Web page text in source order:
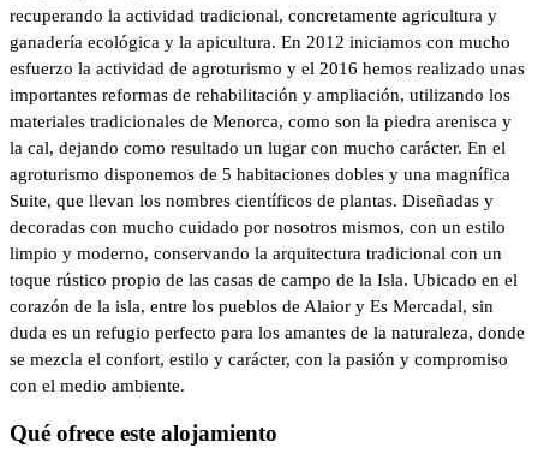
recuperando la actividad tradicional, concretamente agricultura y
ganadería ecológica y la apicultura. En 2012 iniciamos con mucho
esfuerzo la actividad de agroturismo y el 2016 hemos realizado unas
importantes reformas de rehabilitación y ampliación, utilizando los
materiales tradicionales de Menorca, como son la piedra arenisca y
la cal, dejando como resultado un lugar con mucho carácter. En el
agroturismo disponemos de 5 habitaciones dobles y una magnífica
Suite, que llevan los nombres científicos de plantas. Diseñadas y
decoradas con mucho cuidado por nosotros mismos, con un estilo
limpio y moderno, conservando la arquitectura tradicional con un
toque rústico propio de las casas de campo de la Isla. Ubicado en el
corazón de la isla, entre los pueblos de Alaior y Es Mercadal, sin
duda es un refugio perfecto para los amantes de la naturaleza, donde
se mezcla el confort, estilo y carácter, con la pasión y compromiso
con el medio ambiente.
Qué ofrece este alojamiento